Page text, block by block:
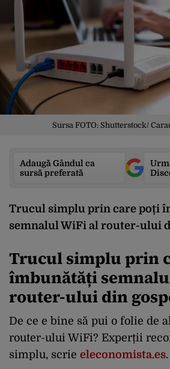
Sursa FOTO: Shutterstock/
Adaugă Gândul ca
sursă preferată
Trucul simplu prin care poți
semnalul WiFi al router-ului
Trucul simplu prin
îmbunătăți
router-ului din
De ce e bine să pui o folie de
router-ului WiFi? Experții
simplu, scrie eleconomista.es.